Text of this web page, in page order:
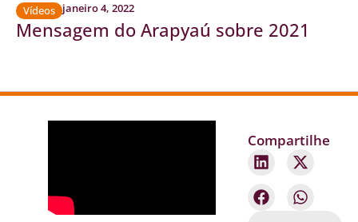
Vídeos janeiro 4, 2022
Mensagem do Arapyaú sobre 2021
Compartilhe